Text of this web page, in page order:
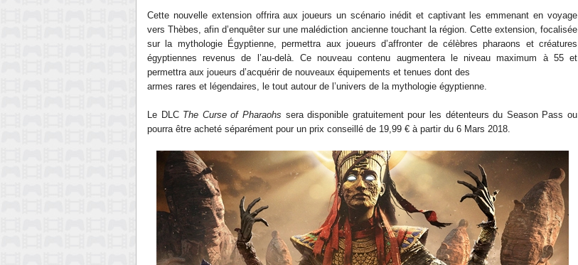
Cette nouvelle extension offrira aux joueurs un scénario inédit et captivant les emmenant en voyage
vers Thèbes, afin d’enquêter sur une malédiction ancienne touchant la région. Cette extension, focalisée
sur la mythologie Égyptienne, permettra aux joueurs d’affronter de célèbres pharaons et créatures
égyptiennes revenus de l’au-delà. Ce nouveau contenu augmentera le niveau maximum à 55 et
permettra aux joueurs d’acquérir de nouveaux équipements et tenues dont des
armes rares et légendaires, le tout autour de l’univers de la mythologie égyptienne.
Le DLC The Curse of Pharaohs sera disponible gratuitement pour les détenteurs du Season Pass ou
pourra être acheté séparément pour un prix conseillé de 19,99 € à partir du 6 Mars 2018.